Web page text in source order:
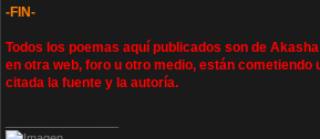
-FIN-
Todos los poemas aquí publicados son de
en otra web, foro u otro medio, están
citada la fuente y la autoría.